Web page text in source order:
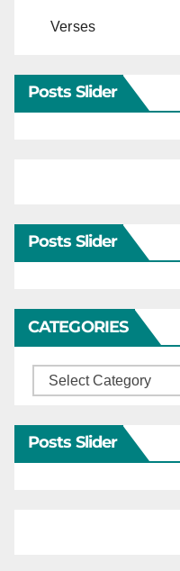
Verses
Posts Slider
Posts Slider
CATEGORIES
Categories
Posts Slider